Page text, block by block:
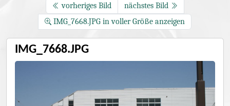
vorheriges Bild
nächstes Bild
IMG_7668.JPG in voller Größe anzeigen
IMG_7668.JPG